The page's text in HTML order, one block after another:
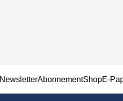
NewsletterAbonnementShopE-